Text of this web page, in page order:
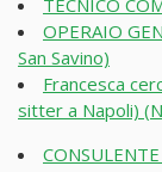
TECNICO
OPERAIO
San Savino)
Francesca
sitter a Napoli)